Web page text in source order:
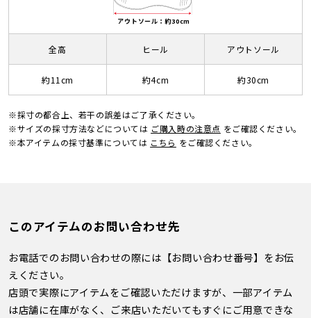
アウトソール：約30cm
全高
約11cm
ヒール
約4cm
アウトソール
約30cm
※採寸の都合上、若干の誤差はご了承ください。
※サイズの採寸方法などについては ご購入時の注意点 をご確認ください。
※本アイテムの採寸基準については こちら をご確認ください。
このアイテムのお問い合わせ先
お電話でのお問い合わせの際には【お問い合わせ番号】をお伝
えください。
店頭で実際にアイテムをご確認いただけますが、一部アイテム
は店舗に在庫がなく、ご来店いただいてもすぐにご用意できな